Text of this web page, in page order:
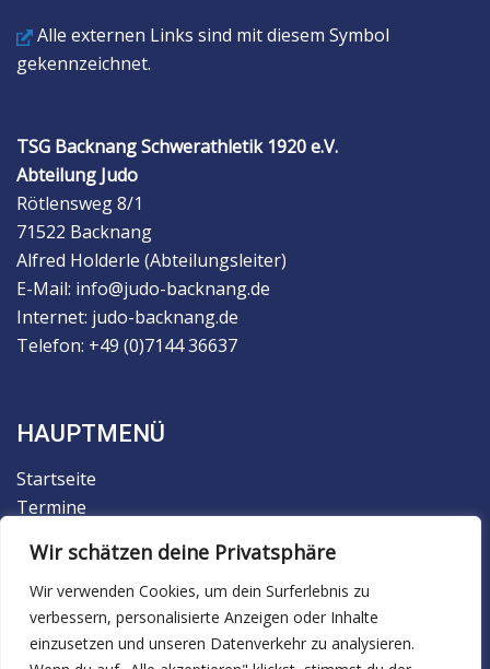
Wir schätzen deine Privatsphäre
Wir verwenden Cookies, um dein Surferlebnis zu
verbessern, personalisierte Anzeigen oder Inhalte
einzusetzen und unseren Datenverkehr zu analysieren.
Alle externen Links sind mit diesem Symbol
gekennzeichnet.
TSG Backnang Schwerathletik 1920 e.V.
Abteilung Judo
Rötlensweg 8/1
71522 Backnang
Alfred Holderle (Abteilungsleiter)
E-Mail: info@judo-backnang.de
Internet: judo-backnang.de
Telefon: +49 (0)7144 36637
HAUPTMENÜ
Startseite
Termine
Trainingsbetrieb
Judo
Ju-Jutsu
Facebook